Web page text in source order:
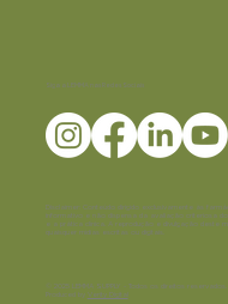
Siga a LEMMA nas Redes Sociais
Disclaimer:
Conteúdo dirigido exclusivamente às
informativo e não dispensa da avaliação criteriosa
e a prática clínica. A reprodução e divulgação deste
quaisquer mídias escritas ou digitais.
© 2025 LEMMA SUPPLY - Todos os direitos reservados.
Produced by
Verity Digital